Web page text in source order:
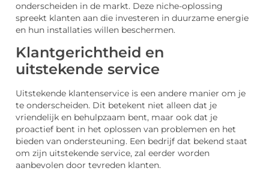
onderscheiden in de markt. Deze niche-oplossing
spreekt klanten aan die investeren in duurzame energie
en hun installaties willen beschermen.
Klantgerichtheid en
uitstekende service
Uitstekende klantenservice is een andere manier om je
te onderscheiden. Dit betekent niet alleen dat je
vriendelijk en behulpzaam bent, maar ook dat je
proactief bent in het oplossen van problemen en het
bieden van ondersteuning. Een bedrijf dat bekend staat
om zijn uitstekende service, zal eerder worden
aanbevolen door tevreden klanten.